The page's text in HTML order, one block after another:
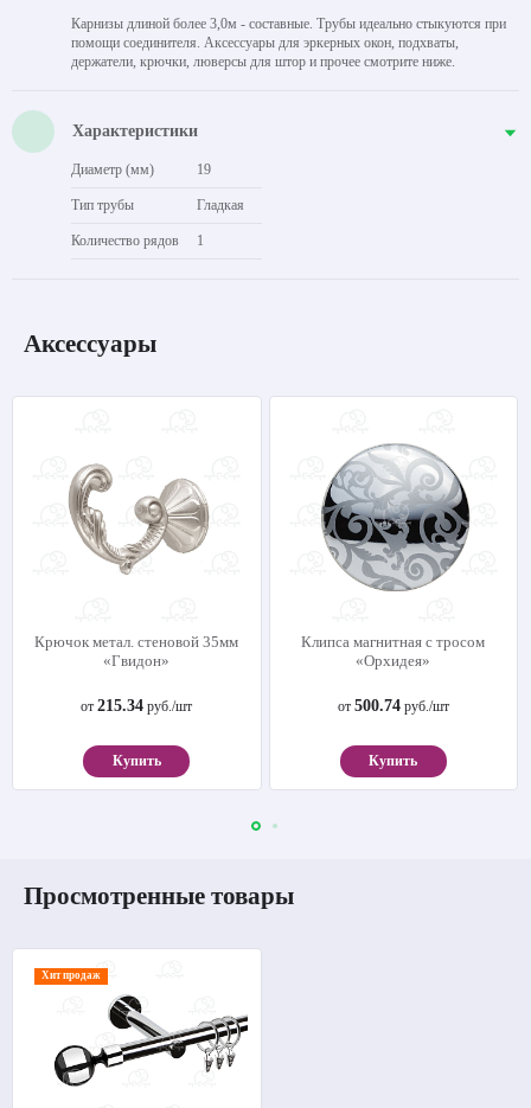
Карнизы длиной более 3,0м - составные. Трубы идеально стыкуются при
помощи соединителя. Аксессуары для эркерных окон, подхваты,
держатели, крючки, люверсы для штор и прочее смотрите ниже.
Характеристики
Диаметр (мм) 19
Тип трубы Гладкая
Количество рядов 1
Аксессуары
Крючок метал. стеновой 35мм
«Гвидон»
от215.34 руб./шт
Купить
Клипса магнитная с тросом
«Орхидея»
от 500.74руб./шт
Купить
Просмотренные товары
Хит продаж